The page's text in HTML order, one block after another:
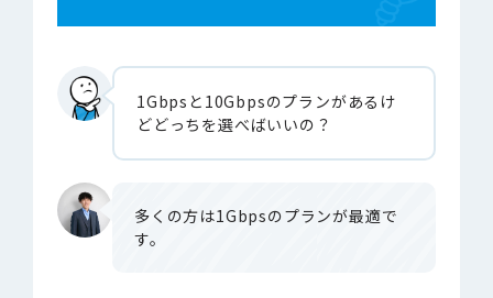
1Gbpsと10Gbpsのプランがあるけ
どどっちを選べばいいの？
多くの方は1Gbpsのプランが最適で
す。